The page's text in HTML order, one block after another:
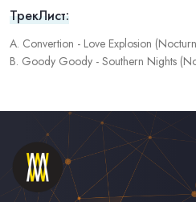
ТрекЛист:
A. Convertion - Love Explosion
B. Goody Goody - Southern Nights